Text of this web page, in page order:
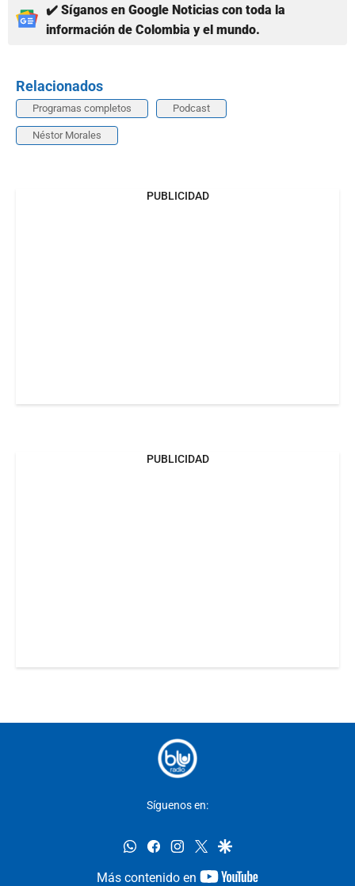
✔️ Síganos en Google Noticias con toda la
información de Colombia y el mundo.
Relacionados
Programas completos Podcast
Néstor Morales
PUBLICIDAD
PUBLICIDAD
Síguenos en:
whatsappfacebookinstagram
twittergoogle
Más contenido en
youtube-